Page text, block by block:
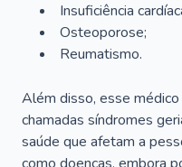
Insuficiência
Osteoporose;
Reumatismo.
Além disso, esse
chamadas síndromes
saúde que afetam a